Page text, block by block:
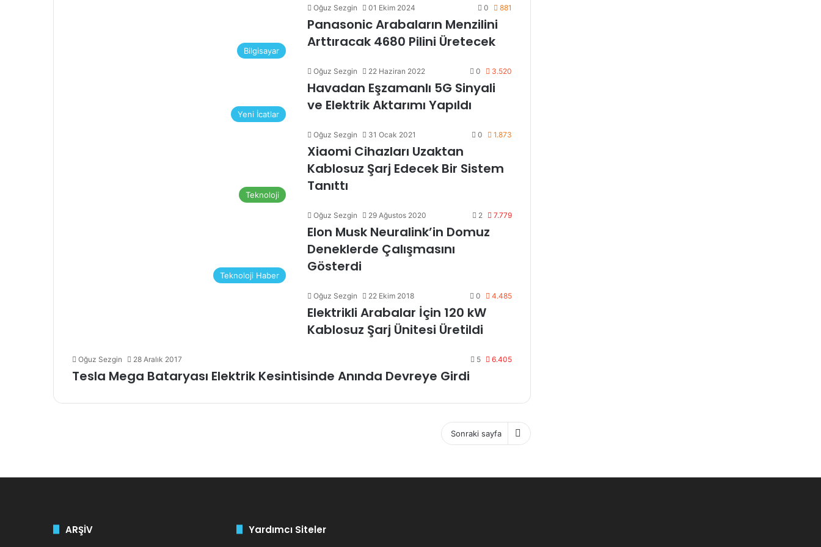
Oğuz Sezgin 01 Ekim 2024 0 881
Panasonic Arabaların Menzilini
Arttıracak 4680 Pilini Üretecek
Bilgisayar
Oğuz Sezgin 22 Haziran 2022 0 3.520
Havadan Eşzamanlı 5G Sinyali
ve Elektrik Aktarımı Yapıldı
Yeni İcatlar
Oğuz Sezgin 31 Ocak 2021 0 1.873
Xiaomi Cihazları Uzaktan
Kablosuz Şarj Edecek Bir Sistem
Tanıttı
Teknoloji
Oğuz Sezgin 29 Ağustos 2020 2 7.779
Elon Musk Neuralink’in Domuz
Deneklerde Çalışmasını
Gösterdi
Teknoloji Haber
Oğuz Sezgin 22 Ekim 2018 0 4.485
Elektrikli Arabalar İçin 120 kW
Kablosuz Şarj Ünitesi Üretildi
Oğuz Sezgin 28 Aralık 2017 5 6.405
Tesla Mega Bataryası Elektrik Kesintisinde Anında Devreye Girdi
Sonraki sayfa
ARŞİV Yardımcı Siteler